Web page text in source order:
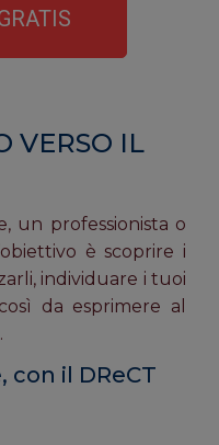
VERSO IL
un professionista o
è scoprire i
individuare i tuoi
da esprimere al
con il DReCT